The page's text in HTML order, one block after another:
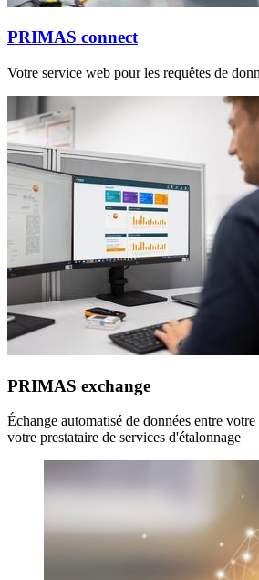
PRIMAS connect
Votre service web pour les requêtes de
PRIMAS exchange
Échange automatisé de données entre
votre prestataire de services d'étalonnage